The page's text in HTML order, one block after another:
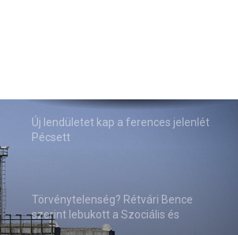
Új lendületet kap a ferences jelenlét
Pécsett
Törvénytelenség? Rétvári Bence
szerint lebukott a Szociális és
Családügyi Minisztérium